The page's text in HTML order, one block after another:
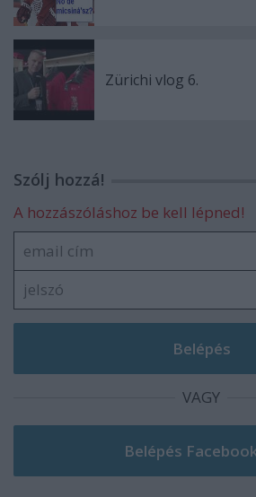
Zürichi vlog 6.
Szólj hozzá!
A hozzászóláshoz be kell lépned!
VAGY